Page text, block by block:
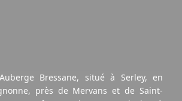
Bressane, situé à Serley, en
près de Mervans et de Saint-